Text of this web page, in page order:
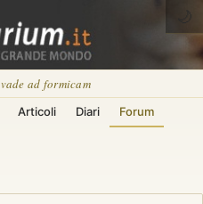
vade ad formicam
Articoli Diari Forum
🌙